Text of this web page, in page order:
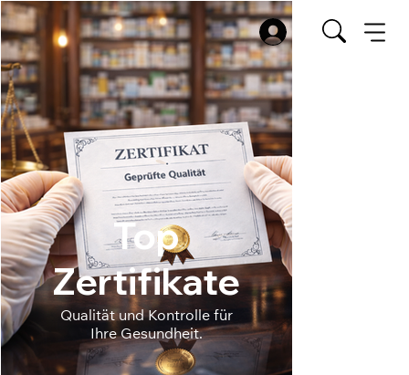
Top
Zertifikate
Qualität und Kontrolle für
Ihre Gesundheit.